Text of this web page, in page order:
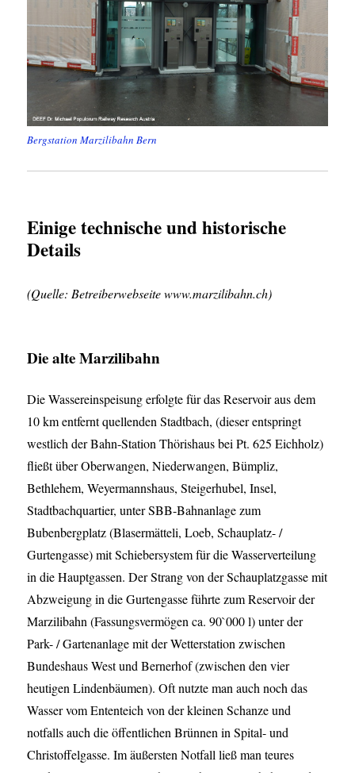
Bergstation Marzilibahn Bern
Einige technische und historische
Details
(Quelle: Betreiberwebseite www.marzilibahn.ch)
Die alte Marzilibahn
Die Wassereinspeisung erfolgte für das Reservoir aus dem
10 km entfernt quellenden Stadtbach, (dieser entspringt
westlich der Bahn-Station Thörishaus bei Pt. 625 Eichholz)
fließt über Oberwangen, Niederwangen, Bümpliz,
Bethlehem, Weyermannshaus, Steigerhubel, Insel,
Stadtbachquartier, unter SBB-Bahnanlage zum
Bubenbergplatz (Blasermätteli, Loeb, Schauplatz- /
Gurtengasse) mit Schiebersystem für die Wasserverteilung
in die Hauptgassen. Der Strang von der Schauplatzgasse mit
Abzweigung in die Gurtengasse führte zum Reservoir der
Marzilibahn (Fassungsvermögen ca. 90`000 l) unter der
Park- / Gartenanlage mit der Wetterstation zwischen
Bundeshaus West und Bernerhof (zwischen den vier
heutigen Lindenbäumen). Oft nutzte man auch noch das
Wasser vom Ententeich von der kleinen Schanze und
notfalls auch die öffentlichen Brünnen in Spital- und
Christoffelgasse. Im äußersten Notfall ließ man teures